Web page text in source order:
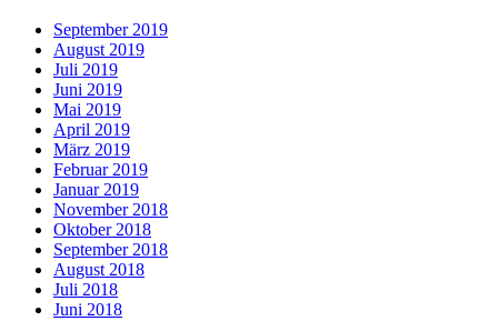
September 2019
August 2019
Juli 2019
Juni 2019
Mai 2019
April 2019
März 2019
Februar 2019
Januar 2019
November 2018
Oktober 2018
September 2018
August 2018
Juli 2018
Juni 2018